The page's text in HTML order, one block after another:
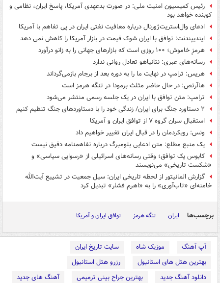
رئیس کمیسیون امنیت ملی: در صورت بدعهدی آمریکا، پاسخ ایران، نظامی و
کوبنده خواهد بود
ادعای وال‌استریت‌ژورنال درباره معافیت نفتی ایران در پی تفاهم با آمریکا
ایندیپندنت: توافق با ایران شوک قیمت‌ در بازار آمریکا را کاهش نمی دهد
هرمزِ خاموش؛ ۱۰۰ روزی است که بازارهای جهانی را به زانو درآورد
رسانه‌های عبری: نتانیاهو تعادل روانی ندارد
هریس: ترامپ در نهایت ما را به دوره بعد از برجام بازمی‌گرداند
هاآرتص: در حال حاضر مثلث برمودا در تنگه هرمز است
ترامپ: متن توافق با ایران در یک جلسه رسمی منتشر می‌شود
۲ دستاورد جنگ برای ایران/ زندگی خود را با دستاوردهای جنگ تنظیم کنیم
استقبال سران گروه ۷ از توافق ایران و آمریکا
ونس: رویکردمان را در قبال ایران تغییر خواهیم داد
یک منبع مطلع: متن ادعایی بلومبرگ درباره تفاهمنامه دقیق نیست
کابوس یک توافق؛ وقتی رسانه‌های اسرائیلی از «رسوایی سیاسی» و
«شکست تاریخی» می‌نویسند
گزارش المانیتور از لحظه تاریخی ایران: سیل جمعیت در تشییع آیت‌الله
خامنه‌ای «تاب‌آوری» را به «اهرم فشار» تبدیل کرد
برچسب‌ها ایران تنگه هرمز توافق ایران و آمریکا
آپ آهنگ موزیک شاه
سایت تاریخ ایران
بهترین هتل های استانبول
رزرو هتل استانبول
دانلود آهنگ جدید
بهترین جراح بینی ترمیمی آهنگ های جدید